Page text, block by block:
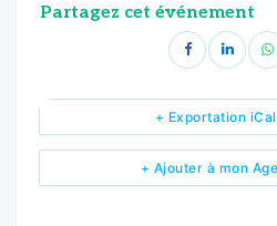
Partagez cet événement
+ Ajouter à mon
+ Exportation